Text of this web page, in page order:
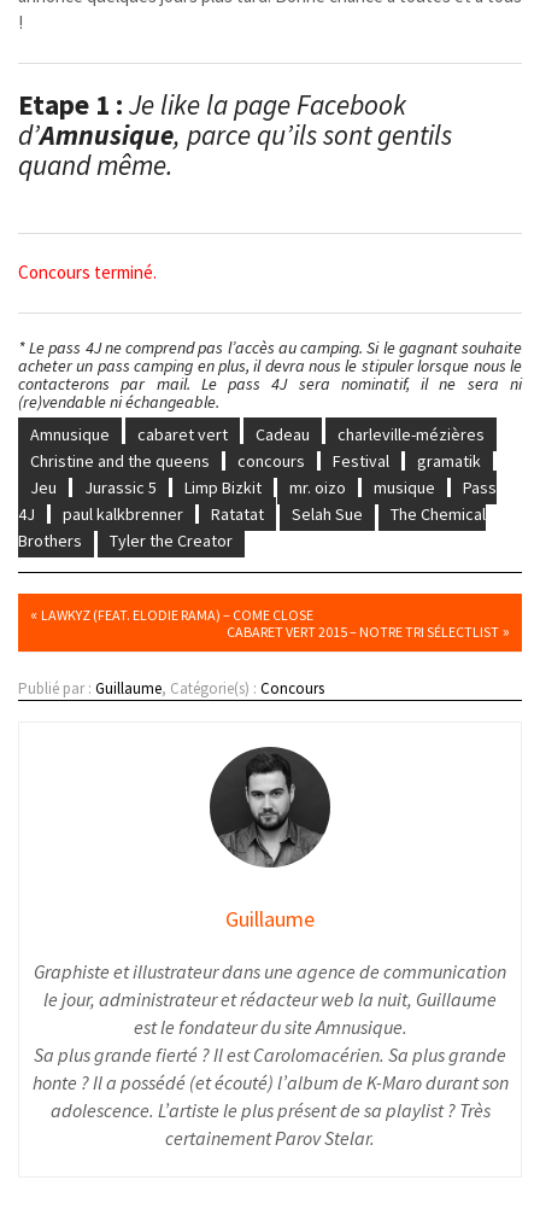
!
Etape 1 : Je like la page Facebook
d’Amnusique, parce qu’ils sont gentils
quand même.
Concours terminé.
* Le pass 4J ne comprend pas l’accès au camping. Si le gagnant souhaite
acheter un pass camping en plus, il devra nous le stipuler lorsque nous le
contacterons par mail. Le pass 4J sera nominatif, il ne sera ni
(re)vendable ni échangeable.
Amnusique
cabaret vert Cadeau
charleville-mézières
Christine and the queens
concours Festival
gramatik
Jeu
Jurassic 5 Limp Bizkit mr. oizo musique
Pass
4J
paul kalkbrenner Ratatat Selah Sue
The Chemical
Brothers
Tyler the Creator
« LAWKYZ (FEAT. ELODIE RAMA) – COME CLOSE
CABARET VERT 2015 – NOTRE TRI SÉLECTLIST »
Publié par : Guillaume, Catégorie(s) : Concours
Guillaume
Graphiste et illustrateur dans une agence de communication
le jour, administrateur et rédacteur web la nuit, Guillaume
est le fondateur du site Amnusique.
Sa plus grande fierté ? Il est Carolomacérien. Sa plus grande
honte ? Il a possédé (et écouté) l’album de K-Maro durant son
adolescence. L’artiste le plus présent de sa playlist ? Très
certainement Parov Stelar.